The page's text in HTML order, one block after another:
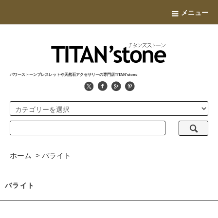
メニュー
パワーストーンブレスレットや天然石アクセサリーの専門店TITAN'stone
ホーム > バライト
バライト